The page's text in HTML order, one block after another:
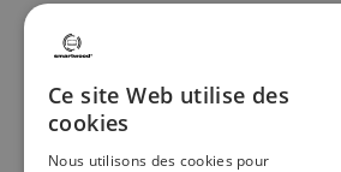
Alors là, un grand NON ! Ces
humides et c’est le paradis pour
les acariens. Visez toujours un
aéré. Votre bébé vous remerciera.
Ce site Web utilise des
cookies
Nous utilisons des cookies pour